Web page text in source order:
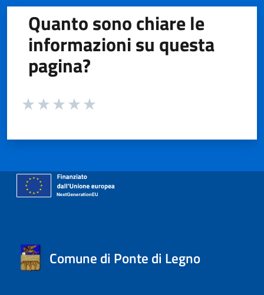
Quanto sono chiare le
informazioni su questa
pagina?
Valuta da 1 a 5 stelle la pagina
Comune di Ponte di Legno